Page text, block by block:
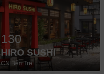
130
HIRO SUSHI
CN Bến Tre